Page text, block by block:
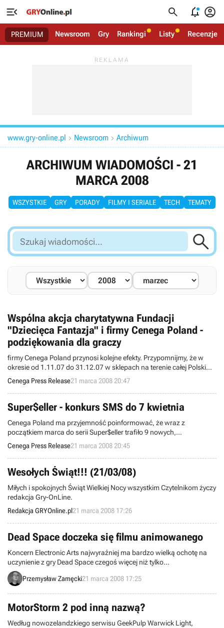
   
PREMIUM Newsroom Gry Rankingi Listy Recenzje
www.gry-online.pl  Newsroom  Archiwum
ARCHIWUM WIADOMOŚCI - 21
MARCA 2008
WSZYSTKIE GRY PORADY FILMY I SERIALE TECH TEMATY
Szukaj
wiadomości...

Wspólna akcja charytatywna Fundacji
"Dziecięca Fantazja" i firmy Cenega Poland -
podziękowania dla graczy
firmy Cenega Poland przynosi kolejne efekty. Przypomnijmy, że w
okresie od 1.11.07 do 31.12.07 w sklepach na terenie całej Polski
można było kupić dowolną, promocyjną grę firmy Cenega Poland, z
której jedna złotówka przeznaczona była na realizację marzeń
podopiecznych Fundacji. Dzięki Wam, drodzy gracze, spełniliśmy
marzenie kolejnego chorego dziecka.
Cenega Press Release21 marca 2008 20:47
Super$eller - konkurs SMS do 7 kwietnia
Cenega Poland ma przyjemność poinformować, że wraz z
początkiem marca do serii Super$eller trafiło 9 nowych,
rewelacyjnych gier - Anno 1701, Battlestations Midway, Civilization
IV, Tom Clancy’s Splinter Cell: Double Agent, Europa Universalis III,
The Elder Scrolls: Oblivion, Sid Meier’s Railroads!, Resident Evil 4,
Warhammer: Mark of Chaos. Wraz z nowymi tytułami wystartował
również rewelacyjny KO
Cenega Press Release21 marca 2008 20:45
Wesołych Świąt!!! (21/03/08)
Miłych i spokojnych Świąt Wielkiej Nocy wszystkim Czytelnikom życzy
redakcja Gry-OnLine.
Redakcja GRYOnline.pl21 marca 2008 17:26
Dead Space doczeka się filmu animowanego
Koncern Electronic Arts najwyraźniej ma bardzo wielką ochotę na
uczynienie z gry Dead Space czegoś więcej niż tylko
jednostrzałowego wybryku. Po tym, jak dowiedzieliśmy się o
prequelu programu powstającym w postaci komiksu, pora na
Przemysław Zamęcki21 marca 2008 17:25
MotorStorm 2 pod inną nazwą?
Według nowozelandzkiego serwisu GeekPulp Warwick Light,